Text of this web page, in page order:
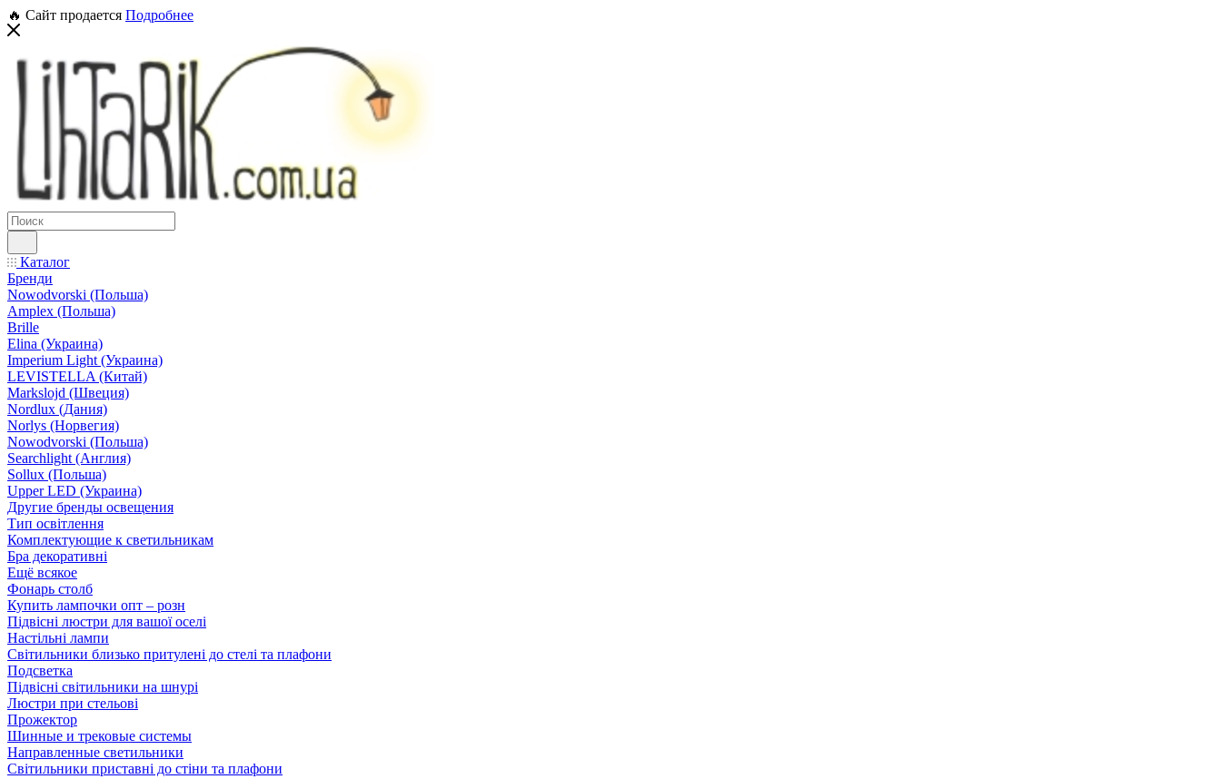
🔥 Сайт продается Подробнее
Каталог
Бренди
Nowodvorski (Польша)
Amplex (Польша)
Brille
Elina (Украина)
Imperium Light (Украина)
LEVISTELLA (Китай)
Markslojd (Швеция)
Nordlux (Дания)
Norlys (Норвегия)
Nowodvorski (Польша)
Searchlight (Англия)
Sollux (Польша)
Upper LED (Украина)
Другие бренды освещения
Тип освітлення
Комплектующие к светильникам
Бра декоративні
Ещё всякое
Фонарь столб
Купить лампочки опт – розн
Підвісні люстри для вашої оселі
Настільні лампи
Світильники близько притулені до стелі та плафони
Подсветка
Підвісні світильники на шнурі
Люстри при стельові
Прожектор
Шинные и трековые системы
Направленные светильники
Світильники приставні до стіни та плафони